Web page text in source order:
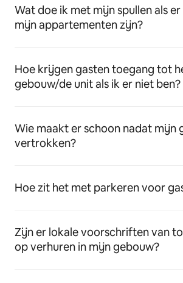
Wat doe ik met mijn spullen als
mijn appartementen zijn?
Hoe krijgen gasten toegang tot
gebouw/de unit als ik er niet ben?
Wie maakt er schoon nadat mijn
vertrokken?
Hoe zit het met parkeren voor
Zijn er lokale voorschriften van
op verhuren in mijn gebouw?